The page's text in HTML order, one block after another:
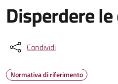
Disperdere
Condividi
Normativa di riferimento